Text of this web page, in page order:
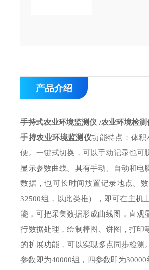
产品介绍
手持式农业环境监测仪/农业环境检测
手持农业环境监测仪功能特点： 体积
便。 一键式切换，可以手动记录也可
显示参数曲线。 具有手动、自动和电
数据，也可长时间放置记录地点。
32500组，以此类推），即可在主机
能，可把采集数据形成曲线图，直观
行数据处理，绘制棒图、饼图，打印
的扩展功能，可以实现多点同步检测
参数即为40000组，四参数即为30000